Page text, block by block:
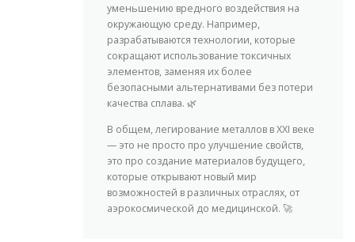
уменьшению вредного воздействия на
окружающую среду. Например,
разрабатываются технологии, которые
сокращают использование токсичных
элементов, заменяя их более
безопасными альтернативами без потери
качества сплава. 🌿
В общем, легирование металлов в XXI веке
— это не просто про улучшение свойств,
это про создание материалов будущего,
которые открывают новый мир
возможностей в различных отраслях, от
аэрокосмической до медицинской. 🚀